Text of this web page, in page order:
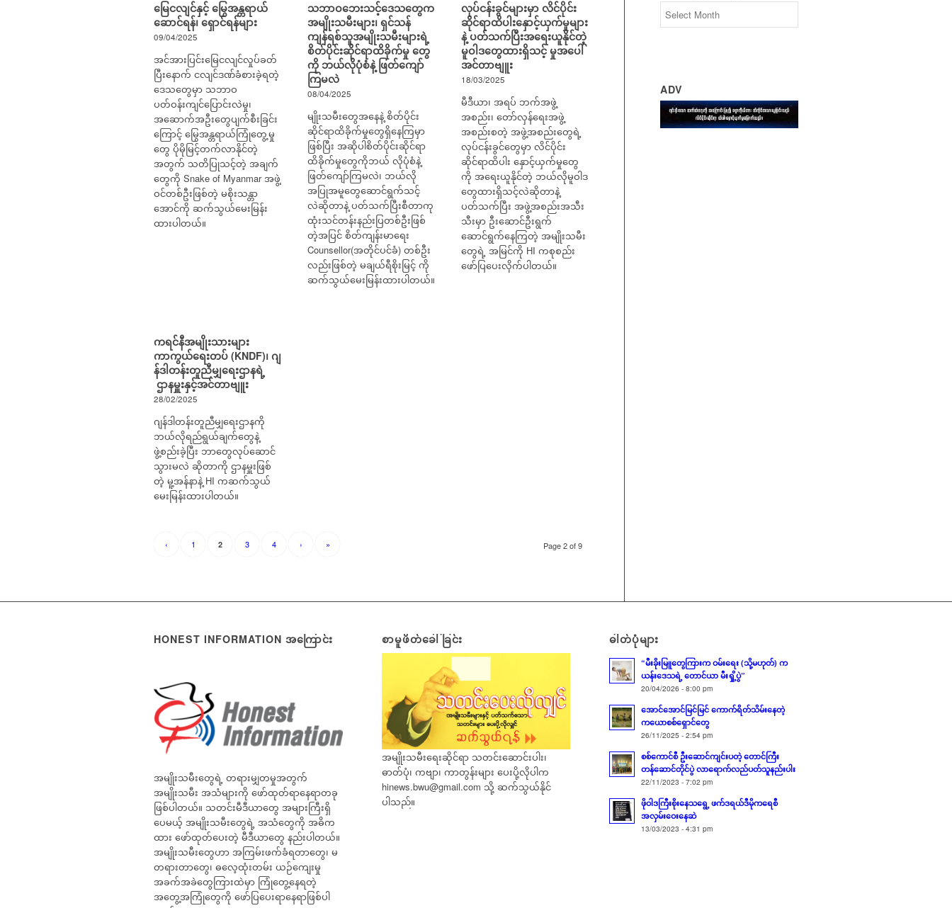
မြေငလျင်နှင့် မြွေအန္တရာယ်
ဆောင်ရန်၊ ရှောင်ရန်များ
09/04/2025
အင်အားပြင်းမြေငလျင်လှုပ်ခတ်
ပြီးနောက် ငလျင်ဒဏ်ခံစားခဲ့ရတဲ့
ဒေသတွေမှာ သဘာဝ
ပတ်ဝန်းကျင်ပြောင်းလဲမှု၊
အဆောက်အဦးတွေပျက်စီးခြင်း
ကြောင့် မြွေအန္တရာယ်ကြုံတွေ့မှု
တွေ ပိုမိုမြင့်တက်လာနိုင်တဲ့
အတွက် သတိပြုသင့်တဲ့ အချက်
တွေကို Snake of Myanmar အဖွဲ့
ဝင်တစ်ဦးဖြစ်တဲ့ မစိုးသန္တာ
အောင်ကို ဆက်သွယ်မေးမြန်း
ထားပါတယ်။
သဘာဝဘေးသင့်ဒေသတွေက
အမျိုးသမီးများ၊ ရှင်သန်
ကျန်ရစ်သူအမျိုးသမီးများရဲ့
စိတ်ပိုင်းဆိုင်ရာထိခိုက်မှု တွေ
ကို ဘယ်လိုပုံစံနဲ့ ဖြတ်ကျော်
ကြမလဲ
08/04/2025
မျိုးသမီးတွေအနေနဲ့ စိတ်ပိုင်း
ဆိုင်ရာထိခိုက်မှုတွေရှိနေကြမှာ
ဖြစ်ပြီး အဆိုပါစိတ်ပိုင်းဆိုင်ရာ
ထိခိုက်မှုတွေကိုဘယ် လိုပုံစံနဲ့
ဖြတ်ကျော်ကြမလဲ၊ ဘယ်လို
အပြုအမူတွေဆောင်ရွက်သင့်
လဲဆိုတာနဲ့ ပတ်သက်ပြီးစီတာကု
ထုံးသင်တန်းနည်းပြတစ်ဦးဖြစ်
တဲ့အပြင် စိတ်ကျန်းမာရေး
Counsellor(အတိုင်ပင်ခံ) တစ်ဦး
လည်းဖြစ်တဲ့ မချယ်ရီစိုးမြင့် ကို
ဆက်သွယ်မေးမြန်းထားပါတယ်။
လုပ်ငန်းခွင်များမှာ လိင်ပိုင်း
ဆိုင်ရာထိပါးနှောင့်ယှက်မှုများ
နဲ့ ပတ်သက်ပြီးအရေးယူနိုင်တဲ့
မူဝါဒတွေထားရှိသင့် မှုအပေါ်
အင်တာဗျူး
18/03/2025
မီဒီယာ၊ အရပ် ဘက်အဖွဲ့
အစည်း၊ တော်လှန်ရေးအဖွဲ့
အစည်းစတဲ့ အဖွဲ့အစည်းတွေရဲ့
လုပ်ငန်းခွင်တွေမှာ လိင်ပိုင်း
ဆိုင်ရာထိပါး နှောင့်ယှက်မှုတွေ
ကို အရေးယူနိုင်တဲ့ ဘယ်လိုမူဝါဒ
တွေထားရှိသင့်လဲဆိုတာနဲ့
ပတ်သက်ပြီး အဖွဲ့အစည်းအသီး
သီးမှာ ဦးဆောင်ဦးရွက်
ဆောင်ရွက်နေကြတဲ့ အမျိုးသမီး
တွေရဲ့ အမြင်ကို HI ကစုစည်း
ဖော်ပြပေးလိုက်ပါတယ်။
ကရင်နီအမျိုးသားများ
ကာကွယ်ရေးတပ် (KNDF)၊ ဂျ
န်ဒါတန်းတူ‌ညီမျှရေးဌာနရဲ့
ဌာနမှူးနှင့်အင်တာဗျူး
28/02/2025
ဂျန်ဒါတန်းတူ‌ညီမျှရေးဌာနကို
ဘယ်လိုရည်ရွယ်ချက်တွေနဲ့
ဖွဲ့စည်းခဲ့ပြီး ဘာတွေလုပ်ဆောင်
သွားမလဲ ဆိုတာကို ဌာနမှူးဖြစ်
တဲ့ မူ့အန်နာနဲ့ HI ကဆက်သွယ်
မေးမြန်းထားပါတယ်။
Page 2 of 9
‹ 1 2 3 4 › »
ADV
HONEST INFORMATION အကြောင်း
အမျိုးသမီးတွေရဲ့ တရားမျှတမှုအတွက်
အမျိုးသမီး အသံများကို ဖော်ထုတ်ရာနေရာတခု
ဖြစ်ပါတယ်။ သတင်းမီဒီယာတွေ အများကြီးရှိ
ပေမယ့် အမျိုးသမီးတွေရဲ့ အသံတွေကို အဓိက
ထား ဖော်ထုတ်ပေးတဲ့ မီဒီယာတွေ နည်းပါတယ်။
အမျိုးသမီးတွေဟာ အကြမ်းဖက်ခံရတာတွေ၊ မ
တရားတာတွေ၊ ဓလေ့ထုံးတမ်း ယဉ်ကျေးမှု
အခက်အခဲတွေကြားထဲမှာ ကြုံတွေ့နေရတဲ့
အတွေ့အကြုံတွေကို ဖော်ပြပေးရာနေရာဖြစ်ပါ
စာမူဖိတ်ခေါ်ခြင်း
အမျိုးသမီးရေးဆိုင်ရာ သတင်းဆောင်းပါး၊
ဓာတ်ပုံ၊ ကဗျာ၊ ကာတွန်းများ ပေးပို့လိုပါက
hinews.bwu@gmail.com သို့ ဆက်သွယ်နိုင်
ပါသည်။
ဓါတ်ပုံများ
“မီးခိုးမြူတွေကြားက ဝမ်းရေး (သို့မဟုတ်) က
ယန်းဒေသရဲ့ တောင်ယာ မီးရှို့ပွဲ”
20/04/2026 - 8:00 pm
အောင်အောင်မြင်မြင် ကောက်ရိတ်သိမ်းနေတဲ့
ကယောစစ်ရှောင်တွေ
26/11/2025 - 2:54 pm
စစ်ကောင်စီ ဦးဆောင်ကျင်းပတဲ့ တောင်ကြီး
တန်ဆောင်တိုင်ပွဲ လာရောက်လည်ပတ်သူနည်းပါး
22/11/2023 - 7:02 pm
ဖိုဝါဒကြီးစိုးနေသရွေ့ ဖက်ဒရယ်ဒီမိုကရေစီ
အလှမ်းဝေးနေဆဲ
13/03/2023 - 4:31 pm